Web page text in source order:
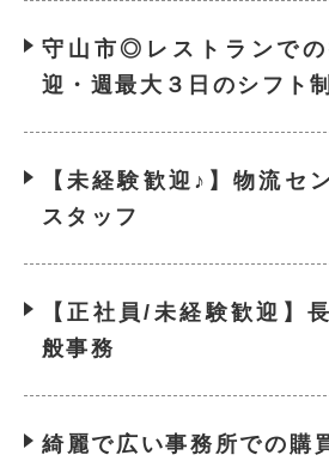
守山市◎レストランで
迎・週最大３日のシフト制
【未経験歓迎♪】物流セ
スタッフ
【正社員/未経験歓迎】
般事務
綺麗で広い事務所での購